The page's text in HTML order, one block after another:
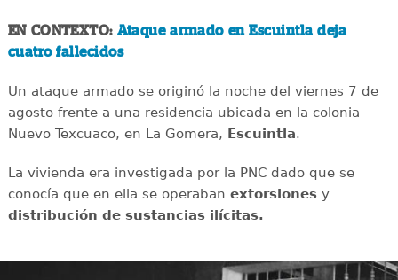
EN CONTEXTO: Ataque armado en Escuintla deja
cuatro fallecidos
Un ataque armado se originó la noche del viernes 7 de
agosto frente a una residencia ubicada en la colonia
Nuevo Texcuaco, en La Gomera, Escuintla.
La vivienda era investigada por la PNC dado que se
conocía que en ella se operaban extorsionesy
distribución de sustancias ilícitas.